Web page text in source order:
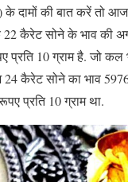
के दामों की बात करें तो
कैरेट सोने के भाव की
प्रति 10 ग्राम है. जो कल
24 कैरेट सोने का भाव
प्रति 10 ग्राम था.